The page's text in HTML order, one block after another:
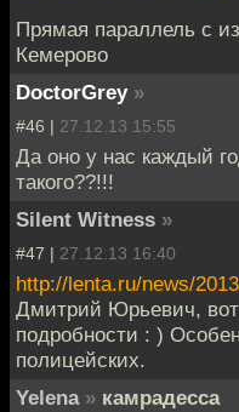
Прямая параллель с
Кемерово
DoctorGrey »
#46 | 27.12.13 15:55
Да оно у нас каждый
такого??!!!
Silent Witness »
#47 | 27.12.13 16:40
http://lenta.ru/news/
Дмитрий Юрьевич,
подробности : )
полицейских.
Yelena » камрадесса